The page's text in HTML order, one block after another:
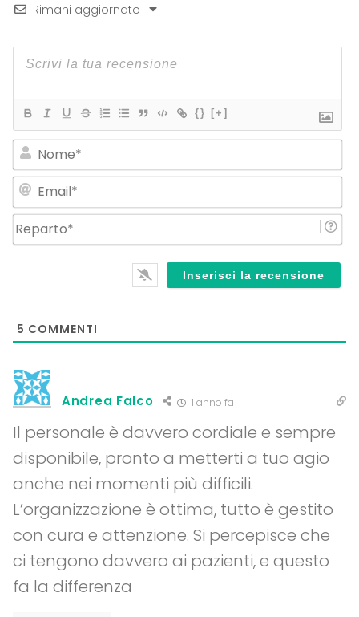
Rimani aggiornato
{} [+]
5 COMMENTI
Andrea Falco 1 anno fa
Il personale è davvero cordiale e sempre
disponibile, pronto a metterti a tuo agio
anche nei momenti più difficili.
L’organizzazione è ottima, tutto è gestito
con cura e attenzione. Si percepisce che
ci tengono davvero ai pazienti, e questo
fa la differenza